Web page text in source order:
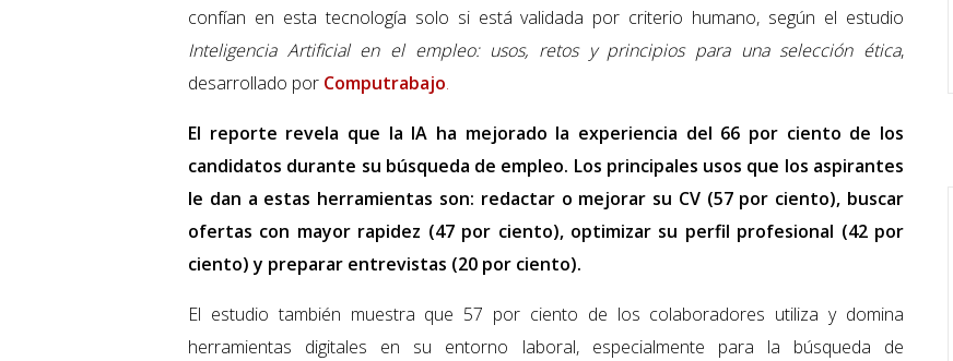
confían en esta tecnología solo si está validada por criterio humano, según el estudio
Inteligencia Artificial en el empleo: usos, retos y principios para una selección ética,
desarrollado por Computrabajo.
El reporte revela que la IA ha mejorado la experiencia del 66 por ciento de los
candidatos durante su búsqueda de empleo. Los principales usos que los aspirantes
le dan a estas herramientas son: redactar o mejorar su CV (57 por ciento), buscar
ofertas con mayor rapidez (47 por ciento), optimizar su perfil profesional (42 por
ciento) y preparar entrevistas (20 por ciento).
El estudio también muestra que 57 por ciento de los colaboradores utiliza y domina
herramientas digitales en su entorno laboral, especialmente para la búsqueda de